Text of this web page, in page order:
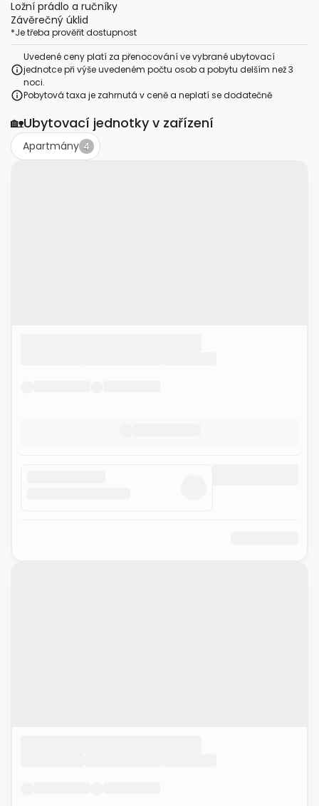
Ložní prádlo a ručníky
Závěrečný úklid
*Je třeba prověřit dostupnost
Uvedené ceny platí za přenocování ve vybrané ubytovací
jednotce při výše uvedeném počtu osob a pobytu delším než 3
noci.
Pobytová taxa je zahrnutá v ceně a neplatí se dodatečně
🏡Ubytovací jednotky v zařízení
Apartmány 4